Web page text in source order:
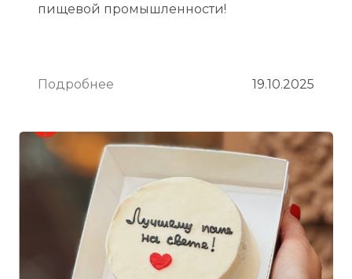
пищевой промышленности!
Подробнее 19.10.2025